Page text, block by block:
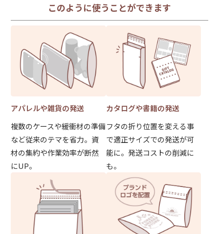
このように使うことができます
アパレルや雑貨の発送
複数のケースや緩衝材の準備
など従来のテマを省力。資
材の集約や作業効率が断然
にUP。
カタログや書籍の発送
フタの折り位置を変える事
で適正サイズでの発送が可
能に。発送コストの削減に
も。